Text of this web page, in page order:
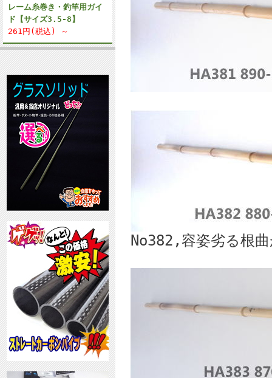
レーム糸巻き・釣竿用ガイ
ド【サイズ3.5-8】
261円(税込) ～
No382,容姿劣る根